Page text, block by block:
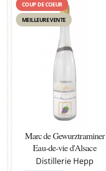
COUP DE COEUR
MEILLEURE VENTE
Marc de Gewurztraminer
Eau-de-vie d'Alsace
Distillerie Hepp